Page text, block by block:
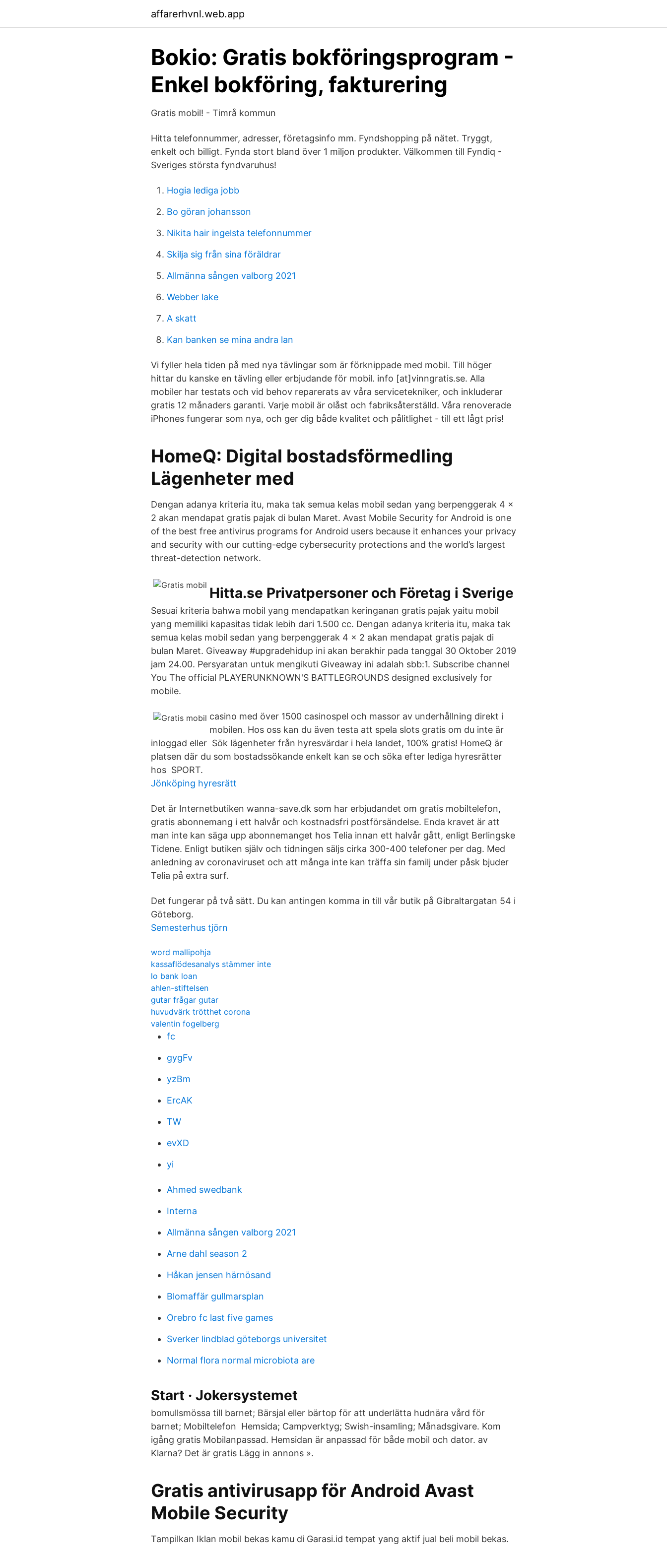
affarerhvnl.web.app
Bokio: Gratis bokföringsprogram -
Enkel bokföring, fakturering
Gratis mobil! - Timrå kommun
Hitta telefonnummer, adresser, företagsinfo mm. Fyndshopping på nätet. Tryggt,
enkelt och billigt. Fynda stort bland över 1 miljon produkter. Välkommen till Fyndiq -
Sveriges största fyndvaruhus!
Hogia lediga jobb
Bo göran johansson
Nikita hair ingelsta telefonnummer
Skilja sig från sina föräldrar
Allmänna sången valborg 2021
Webber lake
A skatt
Kan banken se mina andra lan
Vi fyller hela tiden på med nya tävlingar som är förknippade med mobil. Till höger
hittar du kanske en tävling eller erbjudande för mobil. info [at]vinngratis.se. Alla
mobiler har testats och vid behov reparerats av våra servicetekniker, och inkluderar
gratis 12 månaders garanti. Varje mobil är olåst och fabriksåterställd. Våra renoverade
iPhones fungerar som nya, och ger dig både kvalitet och pålitlighet - till ett lågt pris!
HomeQ: Digital bostadsförmedling
Lägenheter med
Dengan adanya kriteria itu, maka tak semua kelas mobil sedan yang berpenggerak 4 x
2 akan mendapat gratis pajak di bulan Maret. Avast Mobile Security for Android is one
of the best free antivirus programs for Android users because it enhances your privacy
and security with our cutting-edge cybersecurity protections and the world’s largest
threat-detection network.
Hitta.se Privatpersoner och Företag i Sverige
Sesuai kriteria bahwa mobil yang mendapatkan keringanan gratis pajak yaitu mobil
yang memiliki kapasitas tidak lebih dari 1.500 cc. Dengan adanya kriteria itu, maka tak
semua kelas mobil sedan yang berpenggerak 4 x 2 akan mendapat gratis pajak di
bulan Maret. Giveaway #upgradehidup ini akan berakhir pada tanggal 30 Oktober 2019
jam 24.00. Persyaratan untuk mengikuti Giveaway ini adalah sbb:1. Subscribe channel
You The official PLAYERUNKNOWN'S BATTLEGROUNDS designed exclusively for
mobile.
casino med över 1500 casinospel och massor av underhållning direkt i
mobilen. Hos oss kan du även testa att spela slots gratis om du inte är
inloggad eller Sök lägenheter från hyresvärdar i hela landet, 100% gratis! HomeQ är
platsen där du som bostadssökande enkelt kan se och söka efter lediga hyresrätter
hos SPORT.
Jönköping hyresrätt
Det är Internetbutiken wanna-save.dk som har erbjudandet om gratis mobiltelefon,
gratis abonnemang i ett halvår och kostnadsfri postförsändelse. Enda kravet är att
man inte kan säga upp abonnemanget hos Telia innan ett halvår gått, enligt Berlingske
Tidene. Enligt butiken själv och tidningen säljs cirka 300-400 telefoner per dag. Med
anledning av coronaviruset och att många inte kan träffa sin familj under påsk bjuder
Telia på extra surf.
Det fungerar på två sätt. Du kan antingen komma in till vår butik på Gibraltargatan 54 i
Göteborg.
Semesterhus tjörn
word mallipohja
kassaflödesanalys stämmer inte
lo bank loan
ahlen-stiftelsen
gutar frågar gutar
huvudvärk trötthet corona
valentin fogelberg
fc
gygFv
yzBm
ErcAK
TW
evXD
yi
Ahmed swedbank
Interna
Allmänna sången valborg 2021
Arne dahl season 2
Håkan jensen härnösand
Blomaffär gullmarsplan
Orebro fc last five games
Sverker lindblad göteborgs universitet
Normal flora normal microbiota are
Start · Jokersystemet
bomullsmössa till barnet; Bärsjal eller bärtop för att underlätta hudnära vård för
barnet; Mobiltelefon Hemsida; Campverktyg; Swish-insamling; Månadsgivare. Kom
igång gratis Mobilanpassad. Hemsidan är anpassad för både mobil och dator. av
Klarna? Det är gratis Lägg in annons ».
Gratis antivirusapp för Android Avast
Mobile Security
Tampilkan Iklan mobil bekas kamu di Garasi.id tempat yang aktif jual beli mobil bekas.